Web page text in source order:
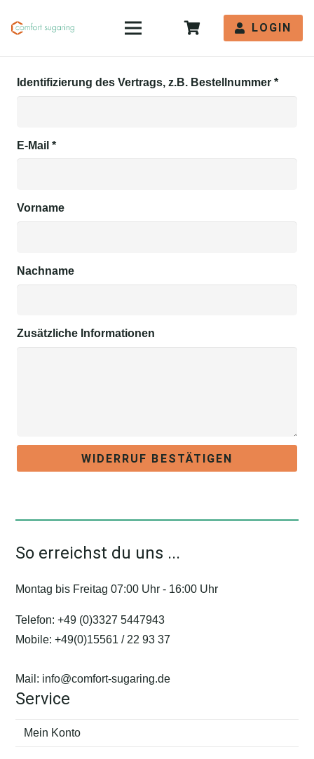
LOGIN
Identifizierung des Vertrags, z.B. Bestellnummer *
E-Mail *
E-
Vorname
Nachname
Zusätzliche Informationen
WIDERRUF BESTÄTIGEN
So erreichst du uns ...
Montag bis Freitag 07:00 Uhr - 16:00 Uhr
Telefon:+49 (0)3327 5447943
Mobile:+49(0)15561 / 22 93 37
Mail: info@comfort-sugaring.de
Service
Mein Konto